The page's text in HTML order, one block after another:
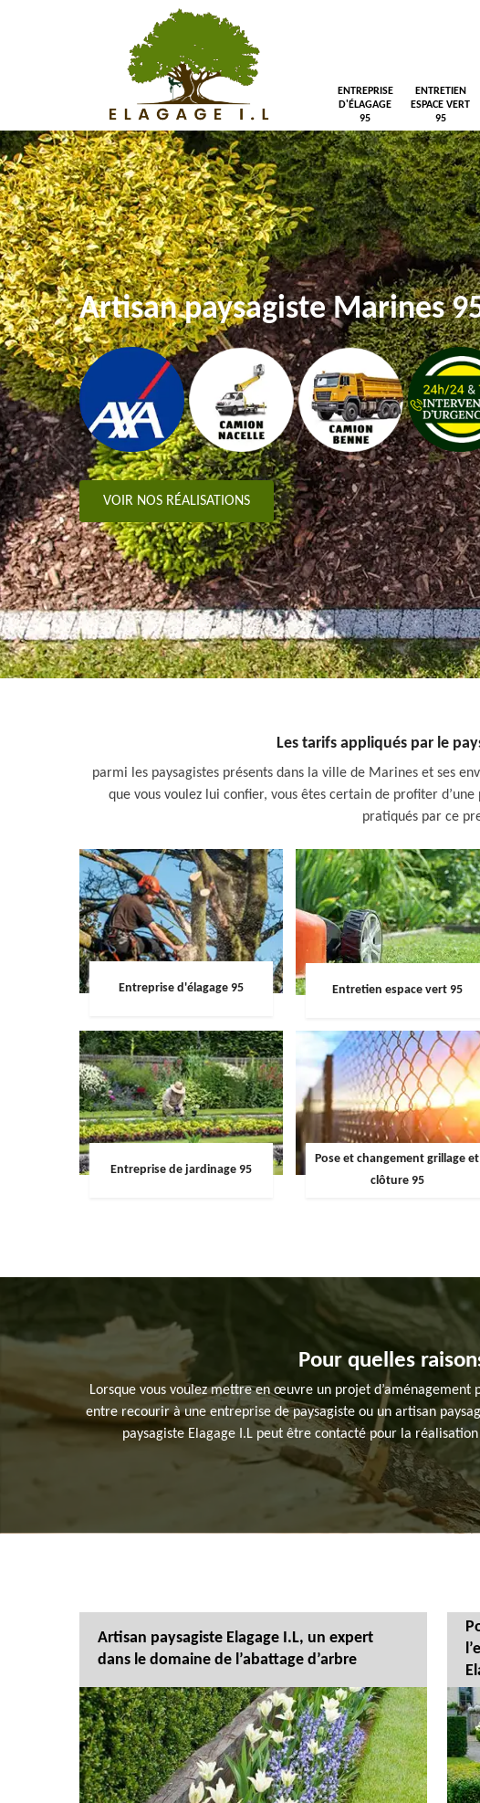
ENTREPRISE
D'ÉLAGAGE
95
ENTRETIEN
ESPACE VERT
95
Artisan paysagiste Marines
VOIR NOS RÉALISATIONS
Les tarifs appliqués par le
parmi les paysagistes présents dans la ville de Marines et ses
que vous voulez lui confier, vous êtes certain de profiter
pratiqués par ce
Entreprise d'élagage 95 Entretien espace vert 95
Entreprise de jardinage 95
Pose et changement grillage et
clôture 95
Pour quelles
Lorsque vous voulez mettre en œuvre un projet
entre recourir à une entreprise de paysagiste ou un artisan
paysagiste Elagage I.L peut être contacté pour la
Artisan paysagiste Elagage I.L, un expert
dans le domaine de l’abattage d’arbre